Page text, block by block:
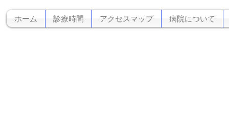
ホーム 診療時間 アクセスマップ 病院について